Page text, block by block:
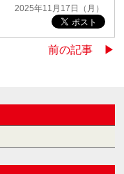
2025年11月17日（月）
前の記事 ▶︎